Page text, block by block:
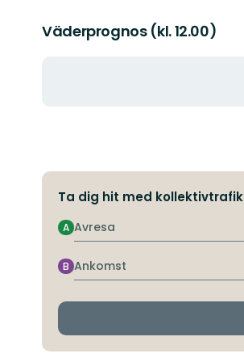
Väderprognos (kl. 12.00)
Ta dig hit med kollektivtrafik
Avresa
A
Ankomst
B